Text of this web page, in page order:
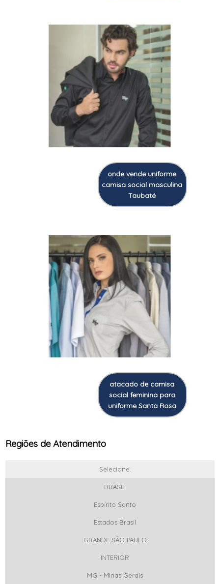
onde vende uniforme
camisa social masculina
Taubaté
atacado de camisa
social feminina para
uniforme Santa Rosa
Regiões de Atendimento
Selecione:
BRASIL
Espírito Santo
Estados Brasil
GRANDE SÃO PAULO
INTERIOR
MG - Minas Gerais